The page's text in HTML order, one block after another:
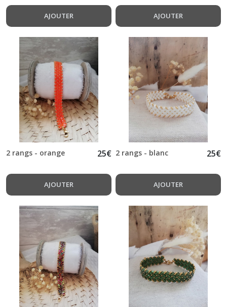
AJOUTER AJOUTER
2 rangs - orange 25€
AJOUTER
2 rangs - blanc 25€
AJOUTER